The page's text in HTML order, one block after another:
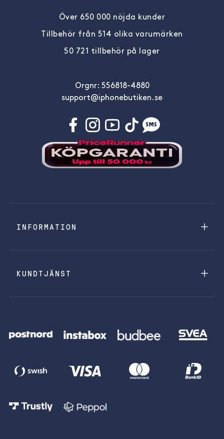
Över 650 000 nöjda kunder
Tillbehör från 514 olika varumärken
50 721 tillbehör på lager
Orgnr: 556818-4880
support@iphonebutiken.se
INFORMATION
KUNDTJÄNST